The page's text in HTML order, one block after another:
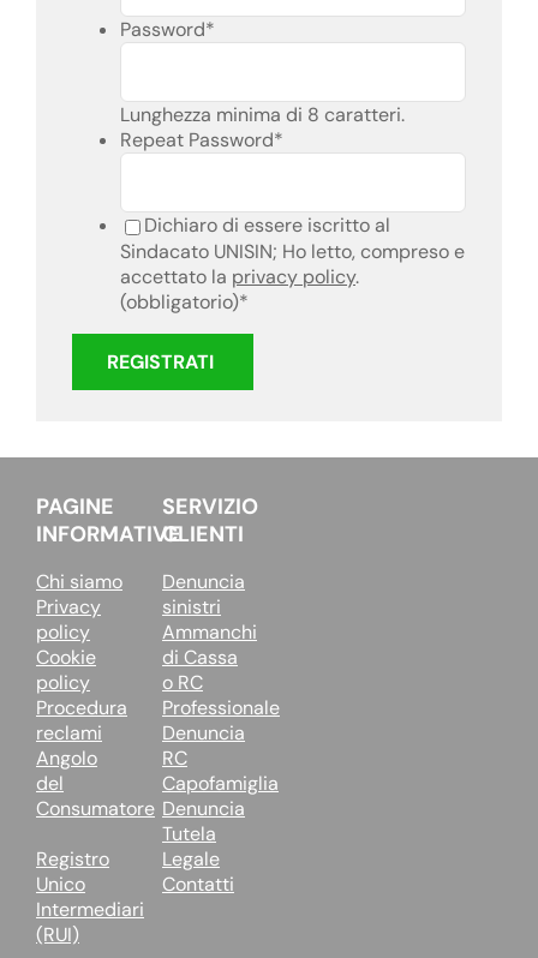
Password*
Lunghezza minima di 8 caratteri.
Repeat Password*
Dichiaro di essere iscritto al
Sindacato UNISIN; Ho letto, compreso e
accettato la privacy policy.
(obbligatorio)*
PAGINE
INFORMATIVE
Chi siamo
Privacy
policy
Cookie
policy
Procedura
reclami
Angolo
del
Consumatore
Registro
Unico
Intermediari
(RUI)
SERVIZIO
CLIENTI
Denuncia
sinistri
Ammanchi
di Cassa
o RC
Professionale
Denuncia
RC
Capofamiglia
Denuncia
Tutela
Legale
Contatti